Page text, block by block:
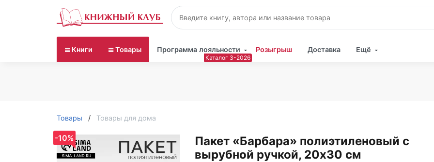
Книги Товары Программа лояльности Розыгрыш Доставка Ещё
Товары Товары для дома
-10%
Пакет «Барбара» полиэтиленовый с
вырубной ручкой, 20х30 см